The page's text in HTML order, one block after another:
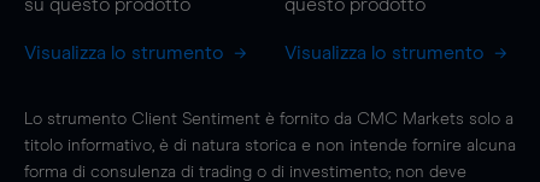
su questo prodotto
Visualizza lo strumento
questo prodotto
Visualizza lo strumento
Lo strumento Client Sentiment è fornito da CMC Markets solo a
titolo informativo, è di natura storica e non intende fornire alcuna
forma di consulenza di trading o di investimento; non deve